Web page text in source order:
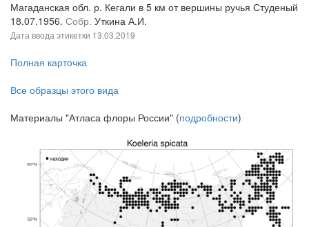
Магаданская обл. р. Кегали в 5 км от вершины ручья Студеный
18.07.1956. Собр. Уткина А.И.
Дата ввода этикетки 13.03.2019
Полная карточка
Все образцы этого вида
Материалы "Атласа флоры России" (подробности)